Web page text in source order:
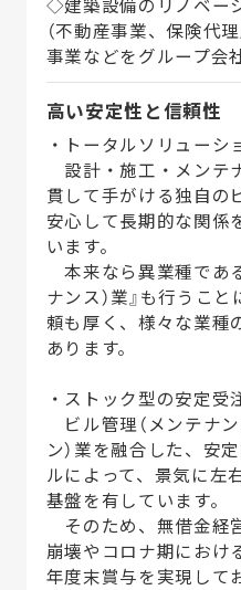
（不動産事業、保険代
事業などをグループ会
高い安定性と信頼性
・トータルソリューシ
設計・施工・メンテ
貫して手がける独自の
安心して長期的な関係
います。
本来なら異業種であ
ナンス）業』も行うこ
頼も厚く、様々な業種
あります。
・ストック型の安定受
ビル管理（メンテナン
ン）業を融合した、安
ルによって、景気に左
基盤を有しています。
そのため、無借金経
崩壊やコロナ期におけ
年度末賞与を実現して